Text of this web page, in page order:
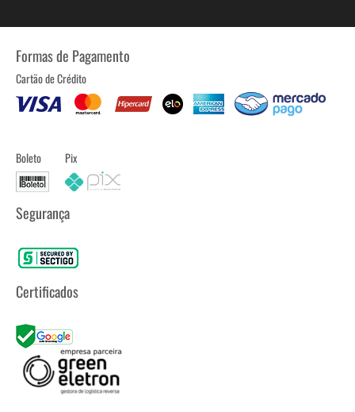
Formas de Pagamento
Cartão de Crédito
Boleto Pix
Segurança
Certificados